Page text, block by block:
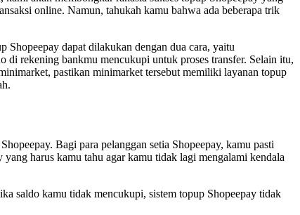
online. Namun, tahukah kamu bahwa ada beberapa trik
dapat dilakukan dengan dua cara, yaitu
di rekening bankmu mencukupi untuk proses transfer. Selain itu,
pastikan minimarket tersebut memiliki layanan topup
Bagi para pelanggan setia Shopeepay, kamu pasti
harus kamu tahu agar kamu tidak lagi mengalami kendala
saldo kamu tidak mencukupi, sistem topup Shopeepay tidak